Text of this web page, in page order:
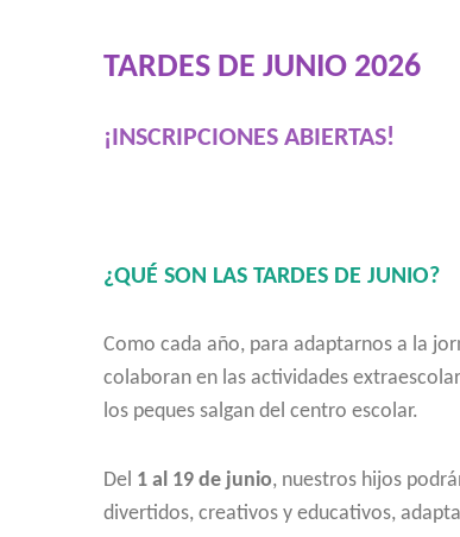
TARDES DE JUNIO 2026
¡INSCRIPCIONES ABIERTAS!
¿QUÉ SON LAS TARDES DE JUNIO?
Como cada año, para adaptarnos a la
colaboran en las actividades
los peques salgan del centro escolar.
Del 1 al 19 de junio, nuestros hijos
divertidos, creativos y educativos,